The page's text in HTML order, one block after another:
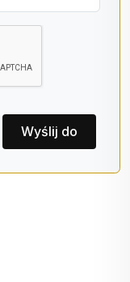
Wyślij do